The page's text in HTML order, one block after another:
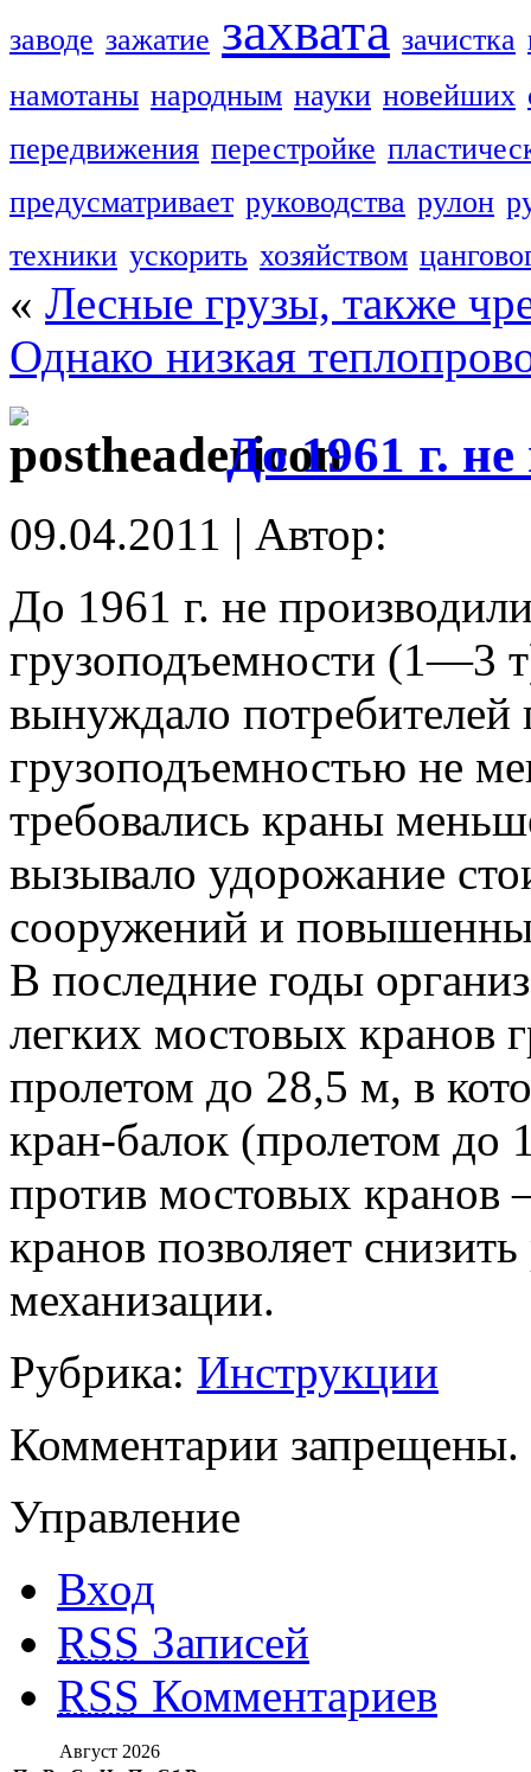
заводе зажатие захвата зачистка
намотаны народным науки новейших
передвижения перестройке
предусматривает руководства рулон
техники ускорить хозяйством
« Лесные грузы, также
Однако низкая
До 1961 г.
09.04.2011 | Автор:
До 1961 г. не
грузоподъемности (1—3
вынуждало
грузоподъемностью не
требовались краны
вызывало удорожание
сооружений и
В последние годы
легких мостовых кранов
пролетом до 28,5 м, в
кран-балок (пролетом до
против мостовых
кранов позволяет
механизации.
Рубрика: Инструкции
Комментарии запрещены.
Управление
Вход
RSS Записей
RSS Комментариев
Август 2026